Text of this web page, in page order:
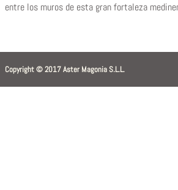
entre los muros de esta gran fortaleza
Copyright © 2017 Aster Magonia S.L.L.